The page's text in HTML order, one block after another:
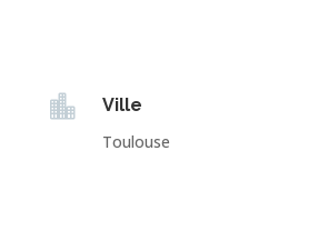

Ville
Toulouse